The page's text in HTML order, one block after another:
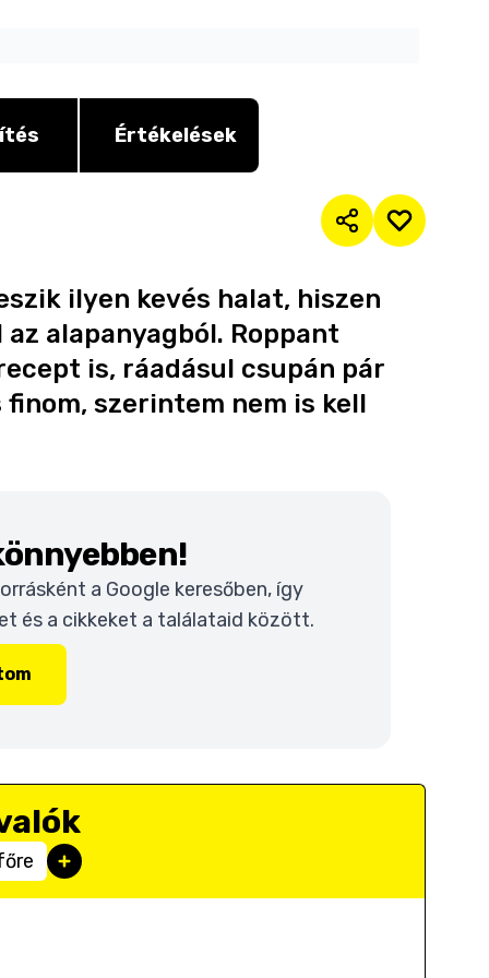
Értékelések
ilyen kevés halat, hiszen
alapanyagból. Roppant
is, ráadásul csupán pár
szerintem nem is kell
a Google keresőben, így
és a cikkeket a találataid között.